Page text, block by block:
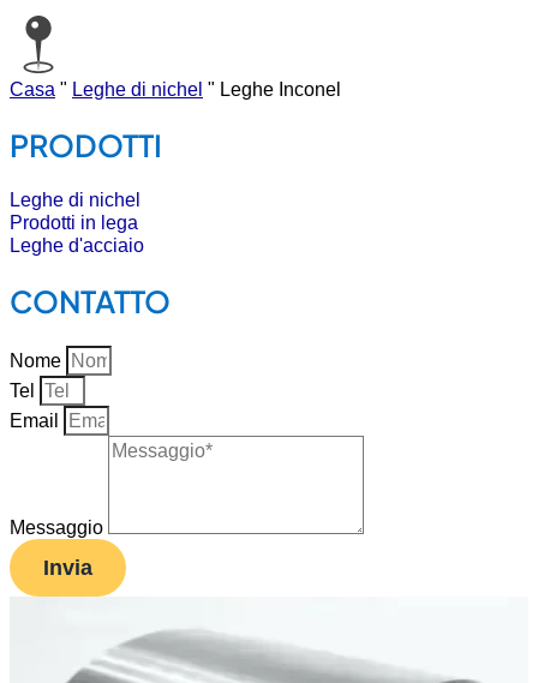
Casa " Leghe di nichel " Leghe Inconel
PRODOTTI
Leghe di nichel
Prodotti in lega
Leghe d'acciaio
CONTATTO
Nome
Tel
Email
Messaggio
Invia